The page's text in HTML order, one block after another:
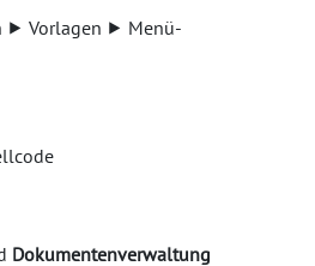
⯈ Vorlagen ⯈ Menü-
Dokumentenverwaltung